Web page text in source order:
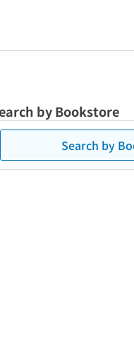
by Bookstore
Search by